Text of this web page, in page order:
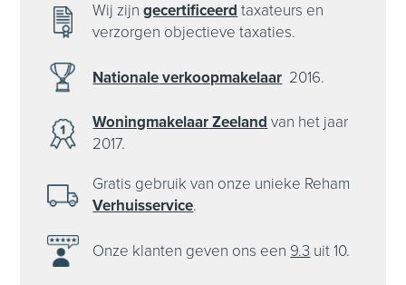
Wij zijngecertificeerd taxateurs en
verzorgen objectieve taxaties.
Nationaleverkoopmakelaar 2016.
WoningmakelaarZeeland van het jaar
2017.
Gratis gebruik van onze unieke Reham
Verhuisservice.
Onze klanten geven ons een 9.3 uit 10.